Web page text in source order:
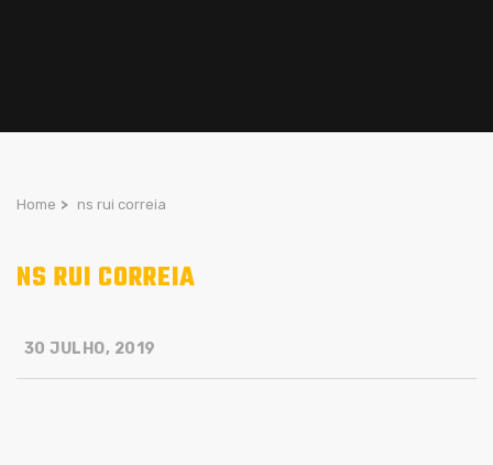
Home > ns rui correia
NS RUI CORREIA
30 JULHO, 2019